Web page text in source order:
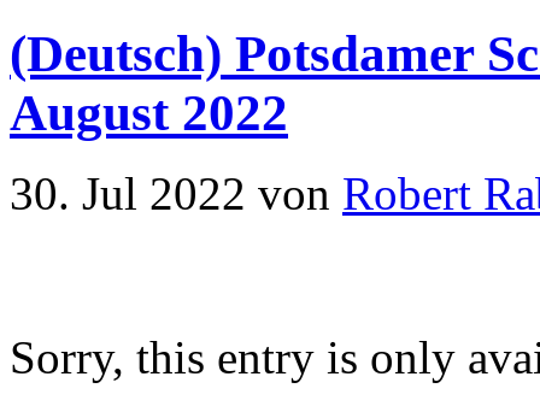
(Deutsch) Potsdamer
August 2022
30. Jul 2022 von Robert
Sorry, this entry is only